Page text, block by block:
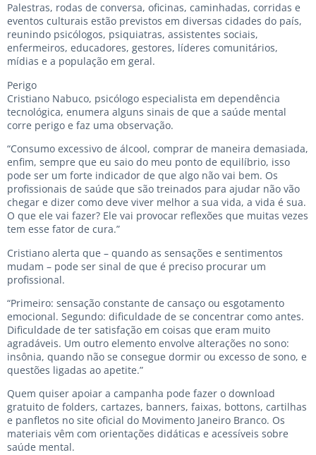
Palestras, rodas de conversa, oficinas, caminhadas, corridas e
eventos culturais estão previstos em diversas cidades do país,
reunindo psicólogos, psiquiatras, assistentes sociais,
enfermeiros, educadores, gestores, líderes comunitários,
mídias e a população em geral.
Perigo
Cristiano Nabuco, psicólogo especialista em dependência
tecnológica, enumera alguns sinais de que a saúde mental
corre perigo e faz uma observação.
“Consumo excessivo de álcool, comprar de maneira demasiada,
enfim, sempre que eu saio do meu ponto de equilíbrio, isso
pode ser um forte indicador de que algo não vai bem. Os
profissionais de saúde que são treinados para ajudar não vão
chegar e dizer como deve viver melhor a sua vida, a vida é sua.
O que ele vai fazer? Ele vai provocar reflexões que muitas vezes
tem esse fator de cura.”
Cristiano alerta que – quando as sensações e sentimentos
mudam – pode ser sinal de que é preciso procurar um
profissional.
“Primeiro: sensação constante de cansaço ou esgotamento
emocional. Segundo: dificuldade de se concentrar como antes.
Dificuldade de ter satisfação em coisas que eram muito
agradáveis. Um outro elemento envolve alterações no sono:
insônia, quando não se consegue dormir ou excesso de sono, e
questões ligadas ao apetite.”
Quem quiser apoiar a campanha pode fazer o download
gratuito de folders, cartazes, banners, faixas, bottons, cartilhas
e panfletos no site oficial do Movimento Janeiro Branco. Os
materiais vêm com orientações didáticas e acessíveis sobre
saúde mental.